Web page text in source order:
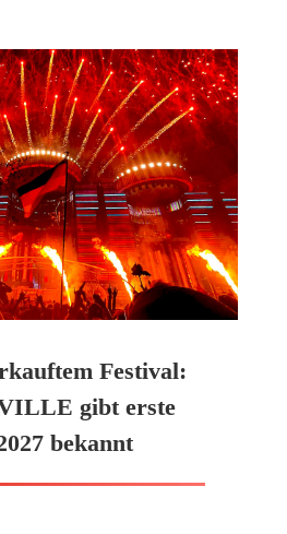
Festival:
gibt erste
bekannt